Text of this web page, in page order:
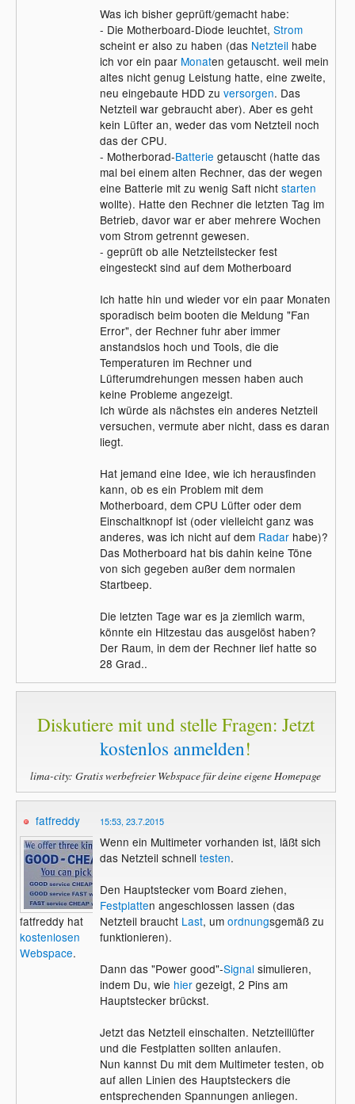
Was ich bisher geprüft/gemacht habe:
- Die Motherboard-Diode leuchtet, Strom
scheint er also zu haben (das Netzteil habe
ich vor ein paar Monaten getauscht. weil mein
altes nicht genug Leistung hatte, eine zweite,
neu eingebaute HDD zu versorgen. Das
Netzteil war gebraucht aber). Aber es geht
kein Lüfter an, weder das vom Netzteil noch
das der CPU.
- Motherborad-Batterie getauscht (hatte das
mal bei einem alten Rechner, das der wegen
eine Batterie mit zu wenig Saft nicht starten
wollte). Hatte den Rechner die letzten Tag im
Betrieb, davor war er aber mehrere Wochen
vom Strom getrennt gewesen.
- geprüft ob alle Netzteilstecker fest
eingesteckt sind auf dem Motherboard
Ich hatte hin und wieder vor ein paar Monaten
sporadisch beim booten die Meldung "Fan
Error", der Rechner fuhr aber immer
anstandslos hoch und Tools, die die
Temperaturen im Rechner und
Lüfterumdrehungen messen haben auch
keine Probleme angezeigt.
Ich würde als nächstes ein anderes Netzteil
versuchen, vermute aber nicht, dass es daran
liegt.
Hat jemand eine Idee, wie ich herausfinden
kann, ob es ein Problem mit dem
Motherboard, dem CPU Lüfter oder dem
Einschaltknopf ist (oder vielleicht ganz was
anderes, was ich nicht auf dem Radarhabe)?
Das Motherboard hat bis dahin keine Töne
von sich gegeben außer dem normalen
Startbeep.
Die letzten Tage war es ja ziemlich warm,
könnte ein Hitzestau das ausgelöst haben?
Der Raum, in dem der Rechner lief hatte so
28 Grad..
Diskutiere mit und stelle Fragen: Jetzt
kostenlos anmelden!
lima-city: Gratis werbefreier Webspace für deine eigene Homepage
fatfreddy
fatfreddy hat
kostenlosen
Webspace.
15:53, 23.7.2015
Wenn ein Multimeter vorhanden ist, läßt sich
das Netzteil schnell testen.
Den Hauptstecker vom Board ziehen,
Festplatten angeschlossen lassen (das
Netzteil braucht Last, um ordnungsgemäß zu
funktionieren).
Dann das "Power good"-Signal simulieren,
indem Du, wie hiergezeigt, 2 Pins am
Hauptstecker brückst.
Jetzt das Netzteil einschalten. Netzteillüfter
und die Festplatten sollten anlaufen.
Nun kannst Du mit dem Multimeter testen, ob
auf allen Linien des Hauptsteckers die
entsprechenden Spannungen anliegen.